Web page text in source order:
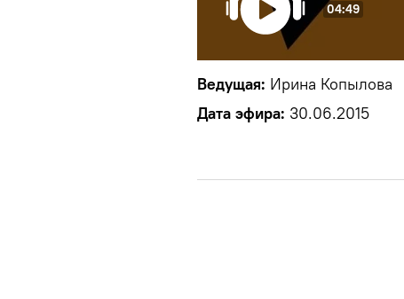
04:49
Ведущая: Ирина Копылова
Дата эфира: 30.06.2015